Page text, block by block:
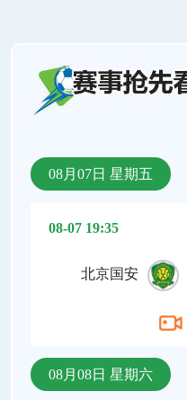
08月07日 星期五
08-07 19:35
北京国安
08月08日 星期六